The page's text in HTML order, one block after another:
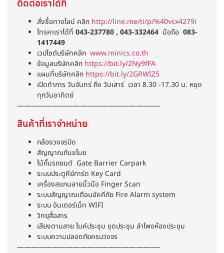
ติดต่อเราได้ที่
สั่งซื้อทางไลน์ คลิก http://line.me/ti/p/%40vsx4279i
โทรหาเราได้ที่ 043-237780 , 043-332464 มือถือ 083-
1417449
เวปไซต์บริษัทคลิก www.minics.co.th
ข้อมูลบริษัทคลิก https://bit.ly/2Ny9fFA
แผนที่บริษัทคลิก https://bit.ly/2GRWIZ5
เปิดทำการ วันจันทร์ ถึง วันเสาร์ เวลา 8.30 -17.30 น. หยุด
ทุกวันอาทิตย์
————————————————————–
สินค้าที่เราจำหน่าย
กล้องวงจรปิด
สัญญาณกันขโมย
ไม้กั้นรถยนต์ Gate Barrier Carpark
ระบบประตูคีย์การ์ด Key Card
เครื่องสแกนลายนิ้วมือ Finger Scan
ระบบสัญญาณเตือนอัคคีภัย Fire Alarm system
ระบบ อินเตอร์เน็ท WIFI
วิทยุสื่อสาร
เสียงตามสาย ไมค์ประชุม ชุดประชุม ลำโพงห้องประชุม
ระบบความปลอดภัยครบวงจร
————————————————————–